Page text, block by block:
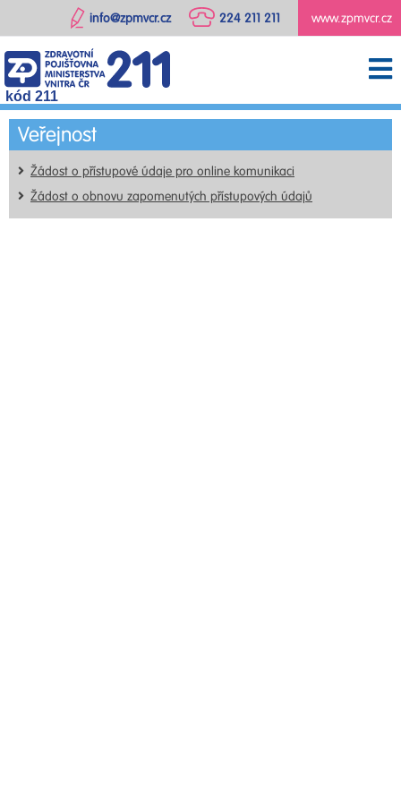
www.zpmvcr.cz
224 211 211
info@zpmvcr.cz
kód 211
Veřejnost
Žádost o přístupové údaje pro online komunikaci
Žádost o obnovu zapomenutých přístupových údajů